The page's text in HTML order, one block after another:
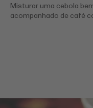
Misturar uma cebola
acompanhado de café